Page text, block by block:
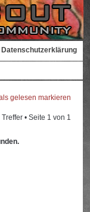
Datenschutzerklärung
gelesen markieren
• Seite 1 von 1